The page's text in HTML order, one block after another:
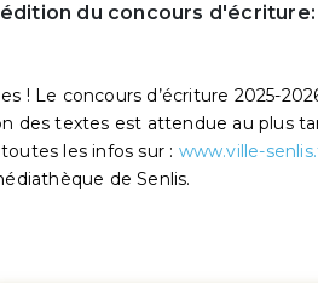
du concours
! Le concours d’écriture 2025-
des textes est attendue au plus
les infos sur : www.ville-
de Senlis.